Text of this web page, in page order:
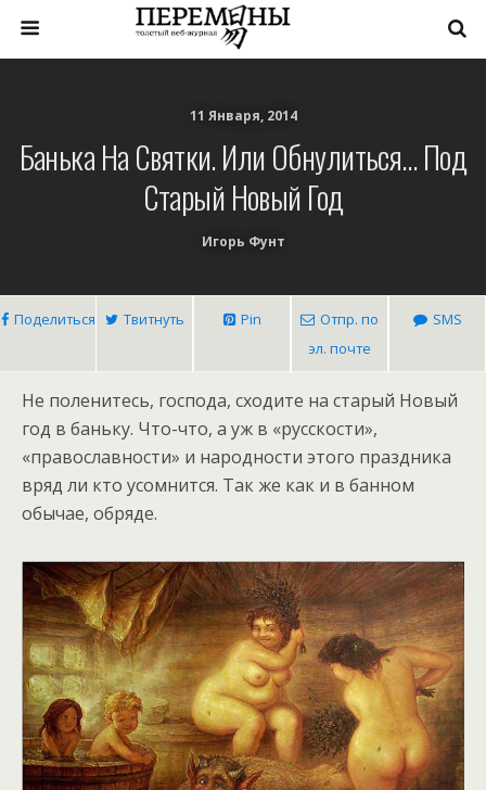
11 Января, 2014
Банька На Святки. Или Обнулиться… Под
Старый Новый Год
Игорь Фунт
Поделиться Твитнуть Pin
Отпр. по
эл. почте
SMS
Не поленитесь, господа, сходите на старый Новый
год в баньку. Что-что, а уж в «русскости»,
«православности» и народности этого праздника
вряд ли кто усомнится. Так же как и в банном
обычае, обряде.